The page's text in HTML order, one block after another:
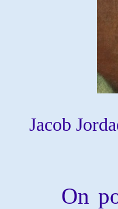
Jacob
On